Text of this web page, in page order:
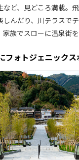
など、見どころ満載。
しんだり、川テラスで
族でスローに温泉街を
フォトジェニック